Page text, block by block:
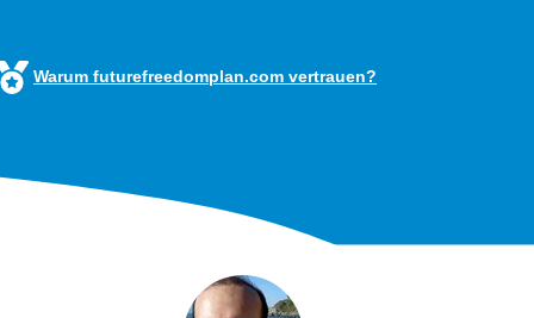
Warum futurefreedomplan.com vertrauen?